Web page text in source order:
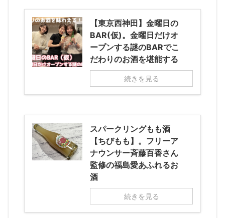
【東京西神田】金曜日の
BAR(仮)。金曜日だけオ
ープンする謎のBARでこ
だわりのお酒を堪能する
続きを見る
スパークリングもも酒
【ちびもも】。フリーア
ナウンサー斉藤百香さん
監修の福島愛あふれるお
酒
続きを見る